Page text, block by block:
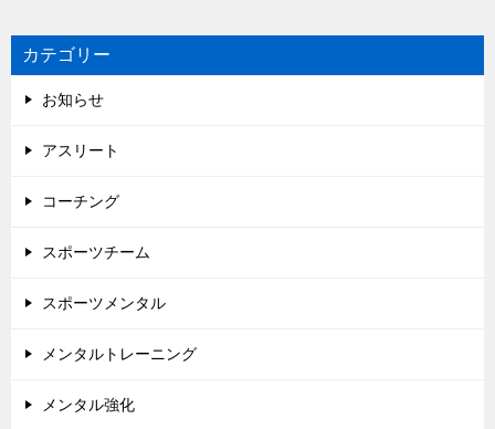
カテゴリー
お知らせ
アスリート
コーチング
スポーツチーム
スポーツメンタル
メンタルトレーニング
メンタル強化